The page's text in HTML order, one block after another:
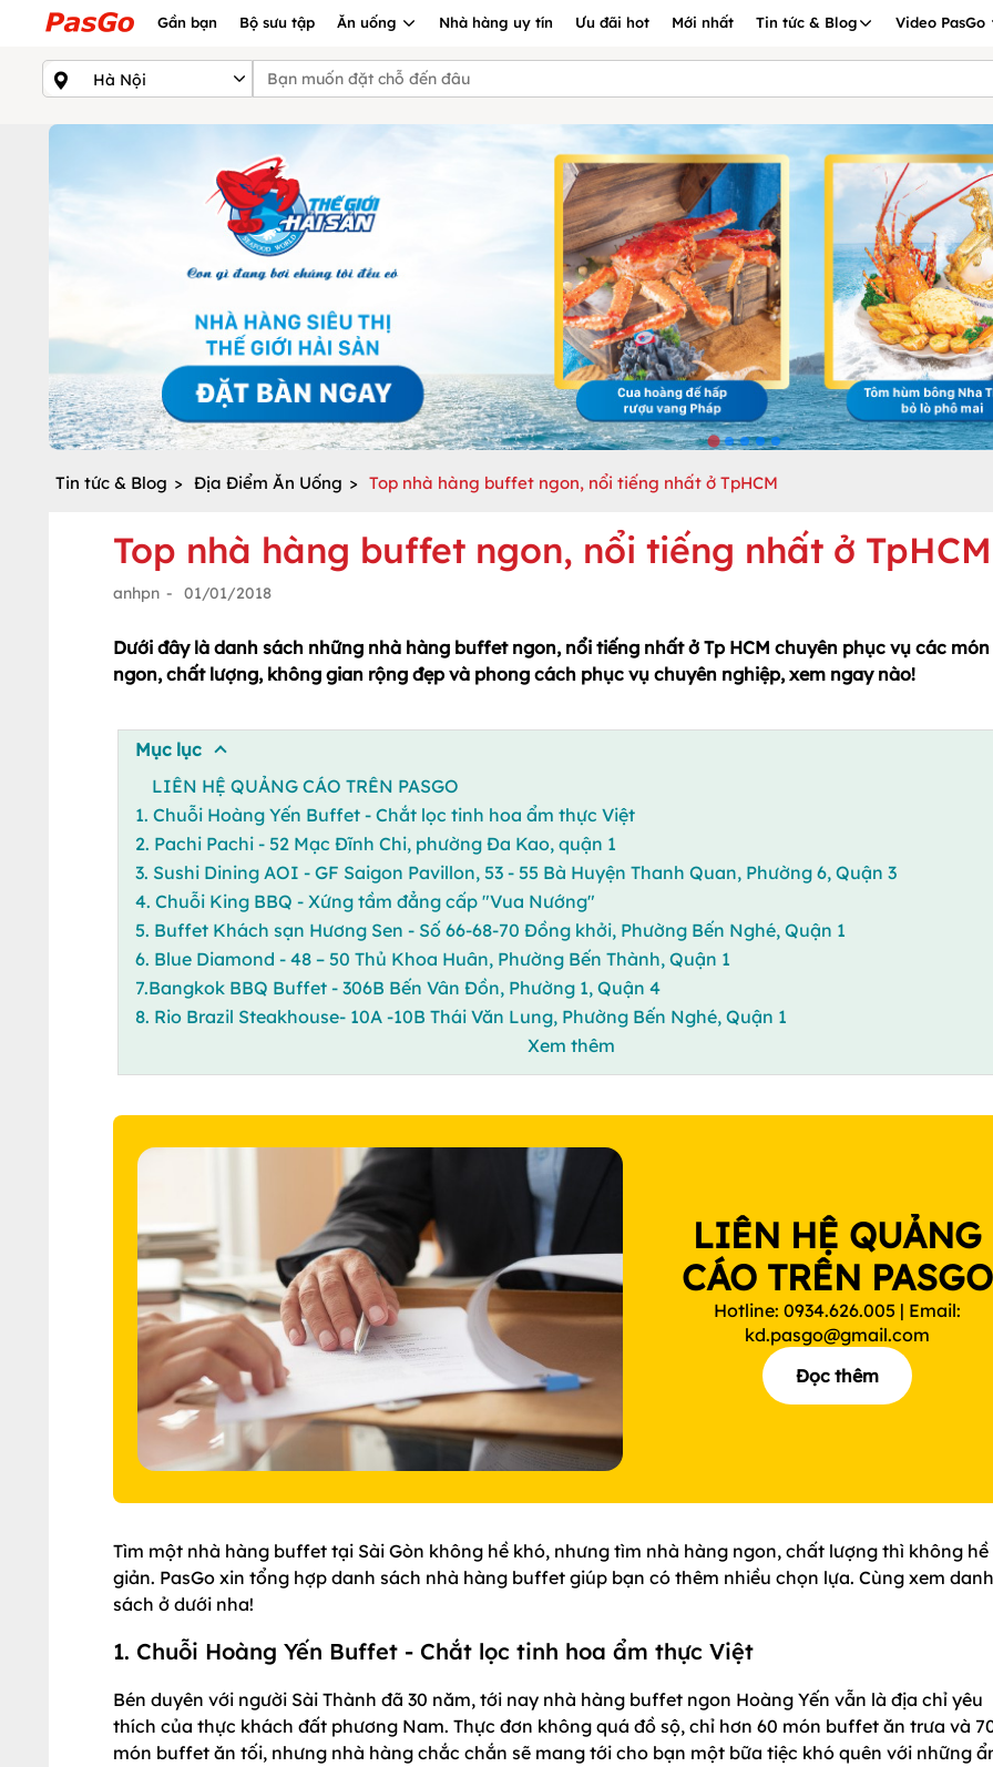
Gần bạn Bộ sưu tập Ăn uống Nhà hàng uy tín Ưu đãi hot Mới nhất Tin tức & Blog Video PasGo
Tin tức & Blog > Địa Điểm Ăn Uống > Top nhà hàng buffet ngon, nổi tiếng nhất ở TpHCM
Top nhà hàng buffet ngon, nổi tiếng nhất ở TpHCM
anhpn - 01/01/2018
Dưới đây là danh sách những nhà hàng buffet ngon, nổi tiếng nhất ở Tp HCM chuyên phục vụ các
ngon, chất lượng, không gian rộng đẹp và phong cách phục vụ chuyên nghiệp, xem ngay nào!
Mục lục
LIÊN HỆ QUẢNG CÁO TRÊN PASGO
1. Chuỗi Hoàng Yến Buffet - Chắt lọc tinh hoa ẩm thực Việt
2. Pachi Pachi - 52 Mạc Đĩnh Chi, phường Đa Kao, quận 1
3. Sushi Dining AOI - GF Saigon Pavillon, 53 - 55 Bà Huyện Thanh Quan, Phường 6, Quận 3
4. Chuỗi King BBQ - Xứng tầm đẳng cấp "Vua Nướng"
5. Buffet Khách sạn Hương Sen - Số 66-68-70 Đồng khởi, Phường Bến Nghé, Quận 1
6. Blue Diamond - 48 – 50 Thủ Khoa Huân, Phường Bến Thành, Quận 1
7.Bangkok BBQ Buffet - 306B Bến Vân Đồn, Phường 1, Quận 4
8. Rio Brazil Steakhouse- 10A -10B Thái Văn Lung, Phường Bến Nghé, Quận 1
Xem thêm
LIÊN HỆ QUẢNG
CÁO TRÊN PASGO
Hotline: 0934.626.005 | Email:
kd.pasgo@gmail.com
Đọc thêm
Tìm một nhà hàng buffet tại Sài Gòn không hề khó, nhưng tìm nhà hàng ngon, chất lượng thì không hề
giản. PasGo xin tổng hợp danh sách nhà hàng buffet giúp bạn có thêm nhiều chọn lựa. Cùng xem danh
sách ở dưới nha!
1. Chuỗi Hoàng Yến Buffet - Chắt lọc tinh hoa ẩm thực Việt
Bén duyên với người Sài Thành đã 30 năm, tới nay nhà hàng buffet ngon Hoàng Yến vẫn là địa chỉ yêu
thích của thực khách đất phương Nam. Thực đơn không quá đồ sộ, chỉ hơn 60 món buffet ăn trưa và
món buffet ăn tối, nhưng nhà hàng chắc chắn sẽ mang tới cho bạn một bữa tiệc khó quên với những